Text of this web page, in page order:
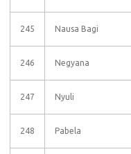
245 Nausa Bagi
246 Negyana
247 Nyuli
248 Pabela